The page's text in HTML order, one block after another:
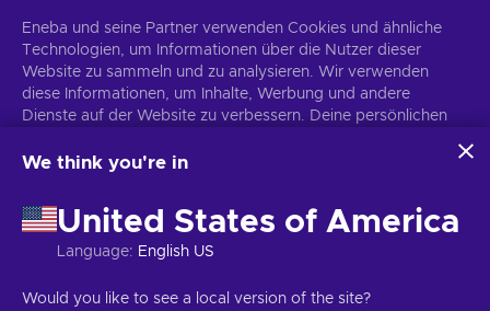
Abonnieren
Du kannst dich jederzeit wieder abmelden. Weitere Informationen in
Copyright © 2026 Eneba. Alle Rechte vorbehalten. UAB „Helis play“,
Eneba und seine Partner verwenden Cookies und ähnliche
Technologien, um Informationen über die Nutzer dieser
Website zu sammeln und zu analysieren. Wir verwenden
diese Informationen, um Inhalte, Werbung und andere
Dienste auf der Website zu verbessern. Deine persönlichen
verwendet werden.
Verwendung dieser Technologien durch Eneba und seine
Partner zu. Du kannst deine Zustimmung anpassen, indem du
auf „Anpassen“ klickst.
verwendet, siehe \nGoogle Business Sicherheit &
We think you're in
United States of America
Language: English US
Would you like to see a local version of the site?